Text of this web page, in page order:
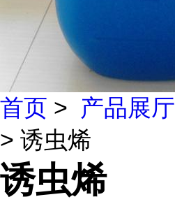
首页 > 产品展厅
> 诱虫烯
诱虫烯